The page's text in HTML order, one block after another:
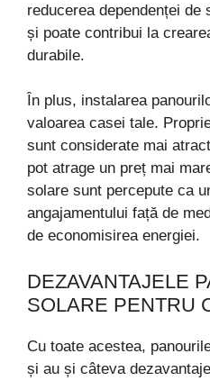
reducerea dependenței
și poate contribui la
durabile.
În plus, instalarea
valoarea casei tale.
sunt considerate mai
pot atrage un preț mai
solare sunt percepute ca
angajamentului față de
de economisirea energiei.
DEZAVANTAJELE
SOLARE PENTRU
Cu toate acestea,
și au și câteva